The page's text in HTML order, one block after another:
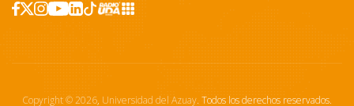
Copyright ©2026, Universidad del Azuay. Todos los derechos reservados.